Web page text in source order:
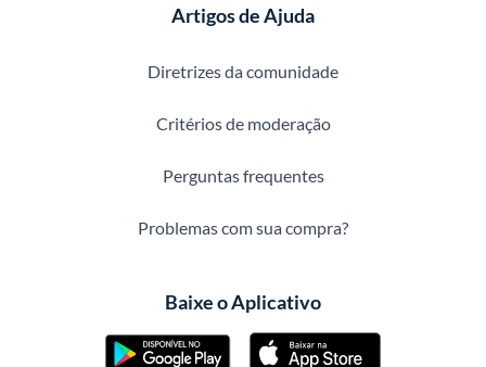
Artigos de Ajuda
Diretrizes da comunidade
Critérios de moderação
Perguntas frequentes
Problemas com sua compra?
Baixe o Aplicativo